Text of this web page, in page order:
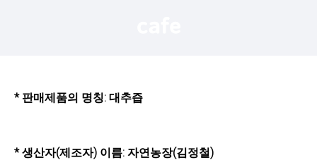
* 판매제품의 명칭: 대추즙
* 생산자(제조자) 이름: 자연농장(김정철)